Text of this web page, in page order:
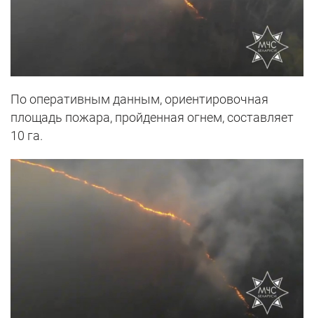
По оперативным данным, ориентировочная
площадь пожара, пройденная огнем, составляет
10 га.